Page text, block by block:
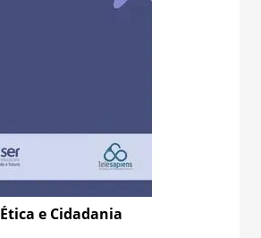
Ética e Cidadania